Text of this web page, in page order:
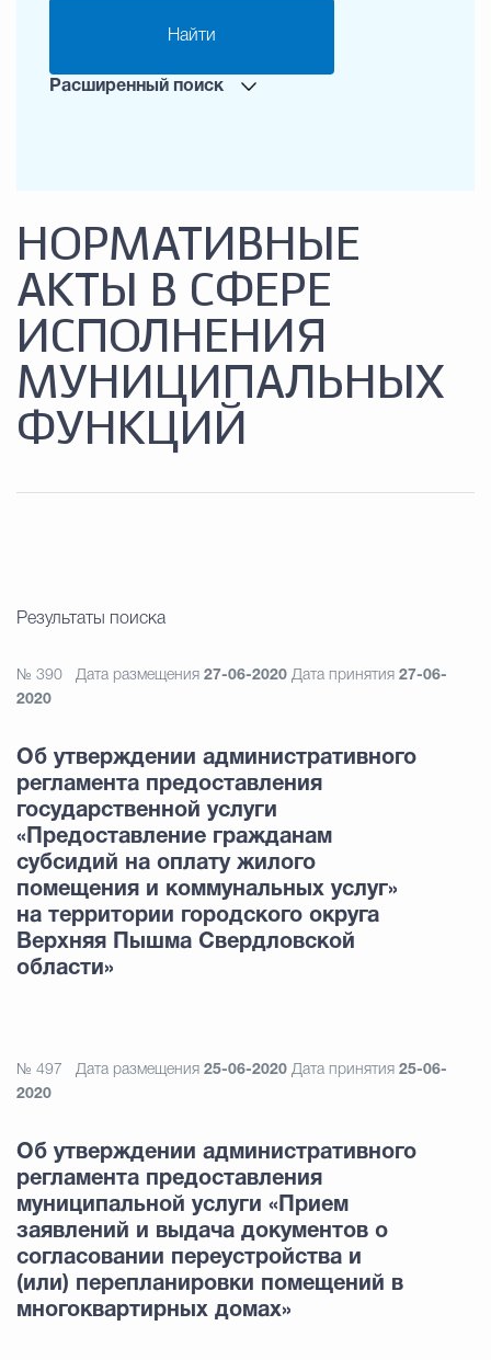
Найти
Расширенный поиск
НОРМАТИВНЫЕ
АКТЫ В СФЕРЕ
ИСПОЛНЕНИЯ
МУНИЦИПАЛЬНЫХ
ФУНКЦИЙ
Результаты поиска
№ 390 Дата размещения 27-06-2020 Дата принятия 27-06-
2020
Об утверждении административного
регламента предоставления
государственной услуги
«Предоставление гражданам
субсидий на оплату жилого
помещения и коммунальных услуг»
на территории городского округа
Верхняя Пышма Свердловской
области»
№ 497 Дата размещения 25-06-2020 Дата принятия 25-06-
2020
Об утверждении административного
регламента предоставления
муниципальной услуги «Прием
заявлений и выдача документов о
согласовании переустройства и
(или) перепланировки помещений в
многоквартирных домах»